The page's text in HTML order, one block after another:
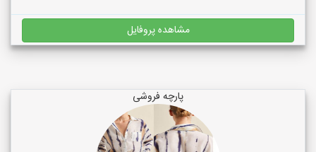
مشاهده پروفایل
پارچه فروشی